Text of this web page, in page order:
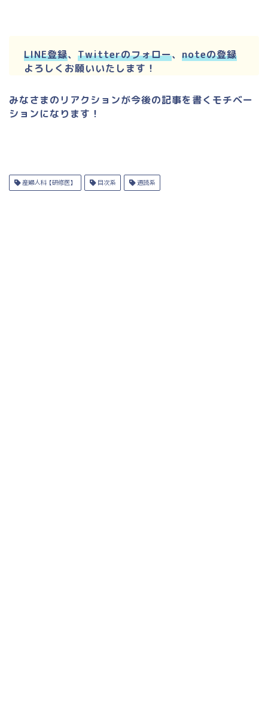
LINE登録、 Twitterのフォロー、 noteの登録
よろしくお願いいたします！
みなさまのリアクションが今後の記事を書くモチベー
ションになります！
産婦人科【研修医】 目次系 通読系